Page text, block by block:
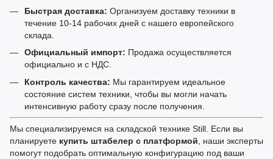
Быстрая доставка: Организуем доставку техники в
течение 10-14 рабочих дней с нашего европейского
склада.
Официальный импорт: Продажа осуществляется
официально и с НДС.
Контроль качества: Мы гарантируем идеальное
состояние систем техники, чтобы вы могли начать
интенсивную работу сразу после получения.
Мы специализируемся на складской технике Still. Если вы
планируете купить штабелер с платформой , наши эксперты
помогут подобрать оптимальную конфигурацию под ваши